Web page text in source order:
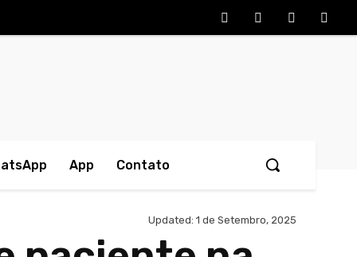
App Contato
Updated: 1 de Setembro, 2025